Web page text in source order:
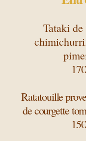
Tataki
​17€
Ratatouille
de courgette
15€